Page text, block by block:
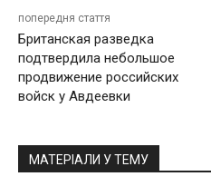
попередня стаття
Британская разведка
подтвердила небольшое
продвижение российских
войск у Авдеевки
МАТЕРІАЛИ У ТЕМУ